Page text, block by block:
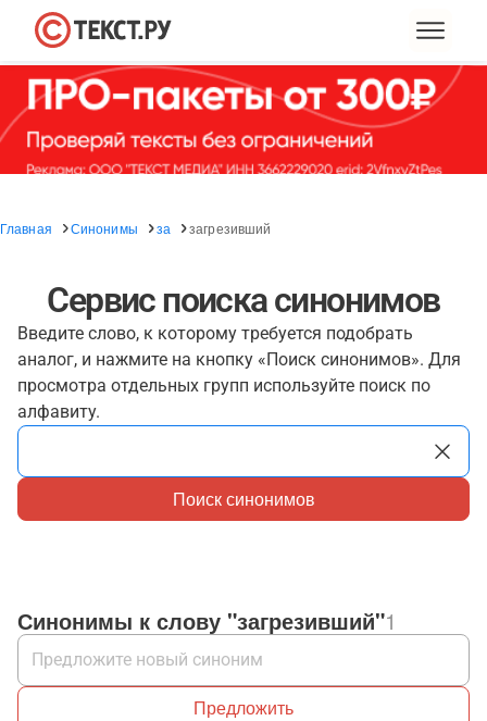
Главная Синонимы за загрезивший
Сервис поиска синонимов
Введите слово, к которому требуется подобрать
аналог, и нажмите на кнопку «Поиск синонимов». Для
просмотра отдельных групп используйте поиск по
алфавиту.
Поиск синонимов
Синонимы к слову "загрезивший"1
Предложить